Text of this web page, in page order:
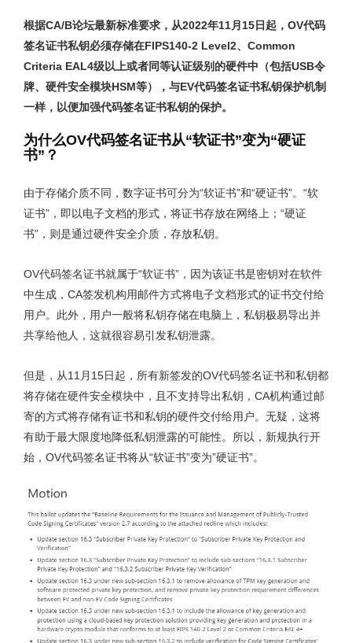
根据CA/B论坛最新标准要求，从2022年11月15日起，OV代码
签名证书私钥必须存储在FIPS140-2 Level2、Common
Criteria EAL4级以上或者同等认证级别的硬件中（包括USB令
牌、硬件安全模块HSM等），与EV代码签名证书私钥保护机制
一样，以便加强代码签名证书私钥的保护。
为什么OV代码签名证书从“软证书”变为“硬证
书”？
由于存储介质不同，数字证书可分为“软证书”和“硬证书”。“软
证书”，即以电子文档的形式，将证书存放在网络上；“硬证
书”，则是通过硬件安全介质，存放私钥。
OV代码签名证书就属于“软证书”，因为该证书是密钥对在软件
中生成，CA签发机构用邮件方式将电子文档形式的证书交付给
用户。此外，用户一般将私钥存储在电脑上，私钥极易导出并
共享给他人，这就很容易引发私钥泄露。
但是，从11月15日起，所有新签发的OV代码签名证书和私钥都
将存储在硬件安全模块中，且不支持导出私钥，CA机构通过邮
寄的方式将存储有证书和私钥的硬件交付给用户。无疑，这将
有助于最大限度地降低私钥泄露的可能性。所以，新规执行开
始，OV代码签名证书将从“软证书”变为”硬证书”。